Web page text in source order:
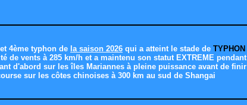
4ème typhon de la saison 2026 qui a atteint le stade de
de vents à 285 km/h et a maintenu son statut EXTREME
d'abord sur les îles Mariannes à pleine puissance avant de finir
sur les côtes chinoises à 300 km au sud de Shangai